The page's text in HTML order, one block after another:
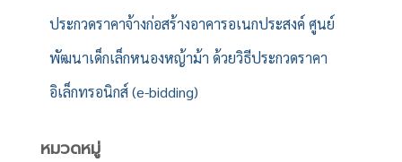
ประกวดราคาจ้างก่อสร้างอาคารอเนกประสงค์ ศูนย์
พัฒนาเด็กเล็กหนองหญ้าม้า ด้วยวิธีประกวดราคา
อิเล็กทรอนิกส์ (e-bidding)
หมวดหมู่